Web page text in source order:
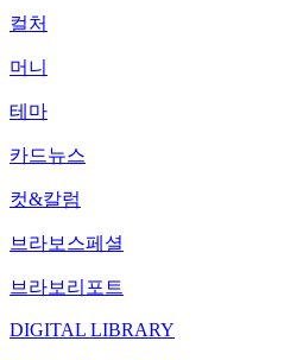
컬처
머니
테마
카드뉴스
컷&칼럼
브라보스페셜
브라보리포트
DIGITAL LIBRARY